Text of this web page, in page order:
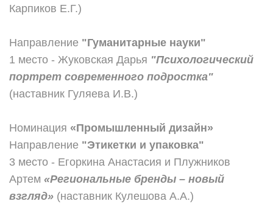
Карпиков Е.Г.)
Направление "Гуманитарные науки"
1 место - Жуковская Дарья "Психологический
портрет современного подростка"
(наставник Гуляева И.В.)
Номинация «Промышленный дизайн»
Направление "Этикетки и упаковка"
3 место - Егоркина Анастасия и Плужников
Артем «Региональные бренды – новый
взгляд» (наставник Кулешова А.А.)